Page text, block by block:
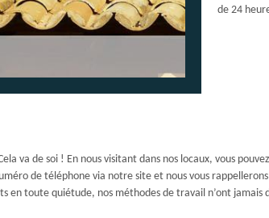
de 24
va de soi ! En nous visitant dans nos locaux, vous
de téléphone via notre site et nous vous
en toute quiétude, nos méthodes de travail n’ont